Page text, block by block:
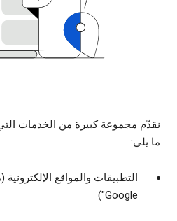
نقدّم مجموعة كبيرة من الخدمات
ما يلي:
Google")